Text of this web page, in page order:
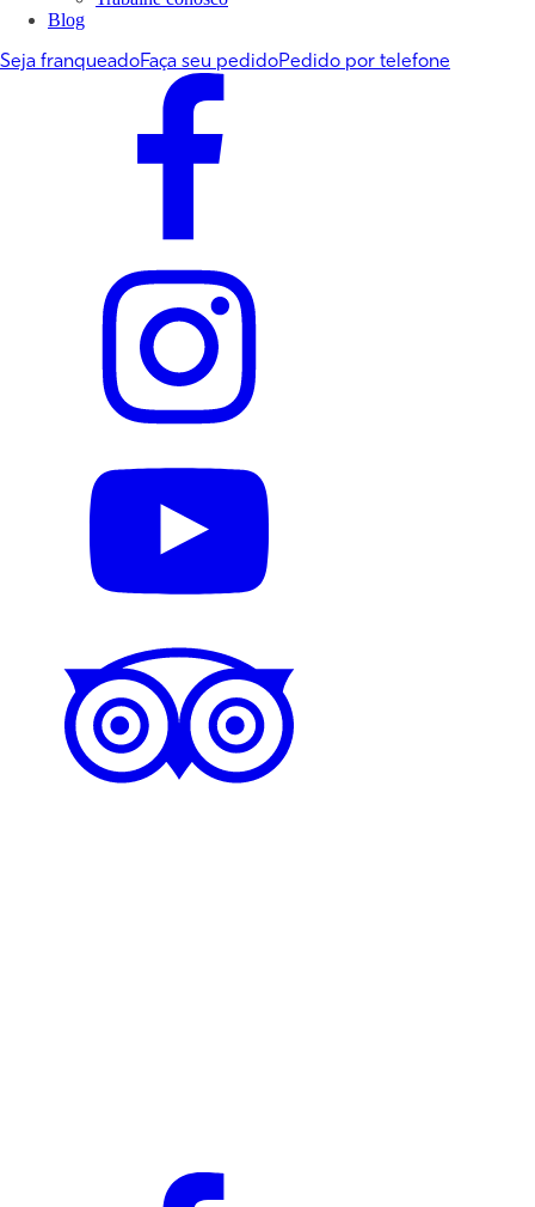
Blog
Seja franqueadoFaça seu pedidoPedido por telefone